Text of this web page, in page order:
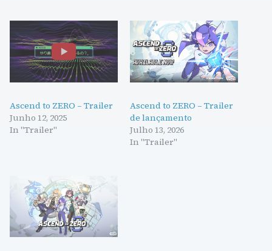
Ascend to ZERO – Trailer
Junho 12, 2025
In "Trailer"
Ascend to ZERO – Trailer
de lançamento
Julho 13, 2026
In "Trailer"